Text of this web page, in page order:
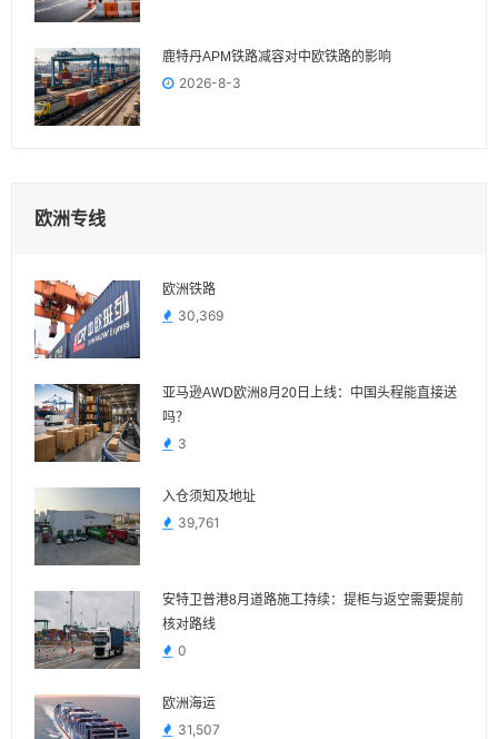
鹿特丹APM铁路减容对中欧铁路的影响
2026-8-3
欧洲专线
欧洲铁路
30,369
亚马逊AWD欧洲8月20日上线：中国头程能直接送
吗？
3
入仓须知及地址
39,761
安特卫普港8月道路施工持续：提柜与返空需要提前
核对路线
0
欧洲海运
31,507